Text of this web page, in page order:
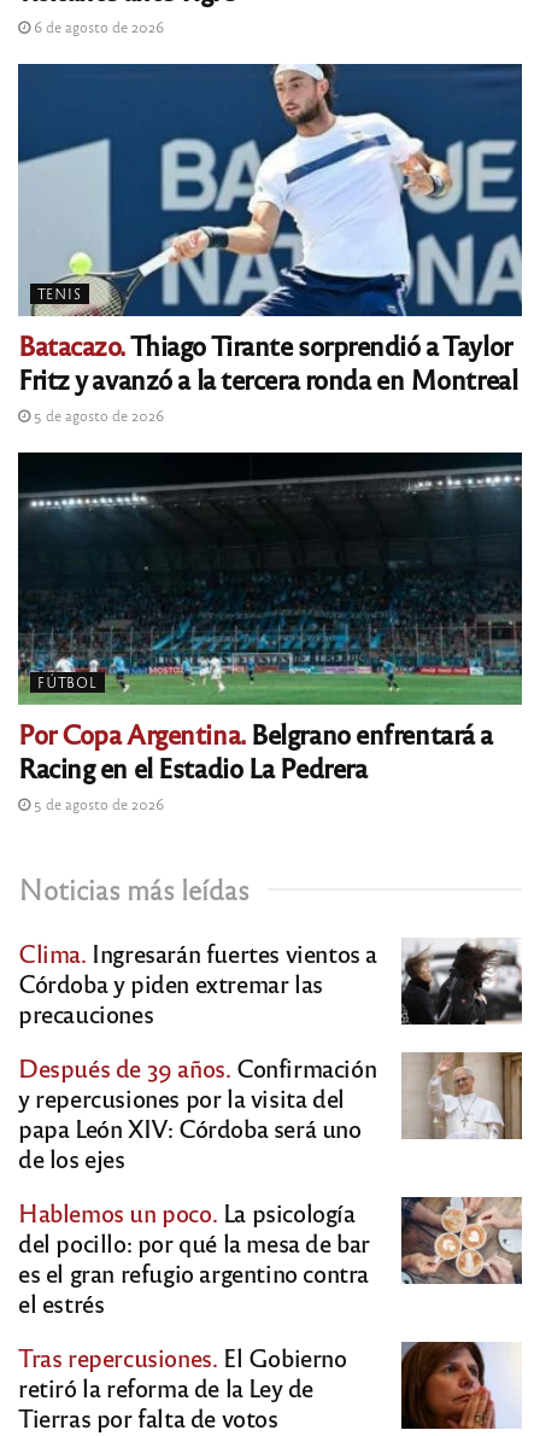
6 de agosto de 2026
TENIS
Batacazo.Thiago Tirante sorprendió a Taylor
Fritz y avanzó a la tercera ronda en Montreal
5 de agosto de 2026
FÚTBOL
Por Copa Argentina.Belgrano enfrentará a
Racing en el Estadio La Pedrera
5 de agosto de 2026
Noticias más leídas
Clima. Ingresarán fuertes vientos a
Córdoba y piden extremar las
precauciones
Después de 39 años. Confirmación
y repercusiones por la visita del
papa León XIV: Córdoba será uno
de los ejes
Hablemos un poco. La psicología
del pocillo: por qué la mesa de bar
es el gran refugio argentino contra
el estrés
Tras repercusiones. El Gobierno
retiró la reforma de la Ley de
Tierras por falta de votos